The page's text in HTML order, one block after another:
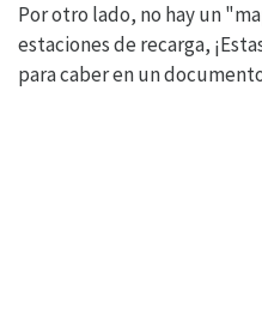
Por otro lado, no hay un
estaciones de recarga,
para caber en un